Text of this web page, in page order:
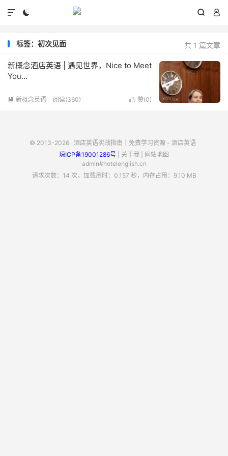
  

共 1 篇文章
标签：初次见面
新概念酒店英语 | 遇见世界，Nice to Meet
You...
 赞(0)
 新概念英语 阅读(360)
© 2013-2026 酒店英语实战指南｜免费学习资源 - 酒店英语
琼ICP备19001286号
关于我
网站地图
admin#hotelenglish.cn
请求次数：14 次，加载用时：0.157 秒，内存占用：9.10 MB